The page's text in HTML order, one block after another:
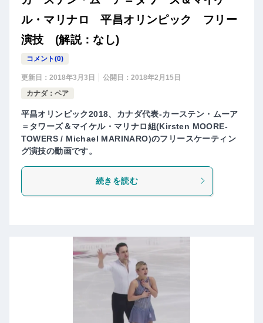
ル・マリナロ 平昌オリンピック フリー
演技 (解説：なし)
コメント(0)
更新日： 2018年3月3日 公開日： 2018年2月15日
カナダ：ペア
平昌オリンピック2018、カナダ代表-カーステン・ムーア
＝タワーズ＆マイケル・マリナロ組(Kirsten MOORE-
TOWERS / Michael MARINARO)のフリースケーティン
グ演技の動画です。
続きを読む